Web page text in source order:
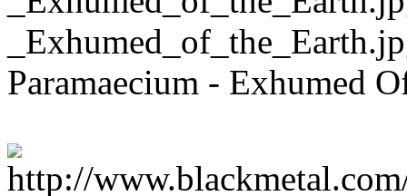
Paramaecium - Exhumed